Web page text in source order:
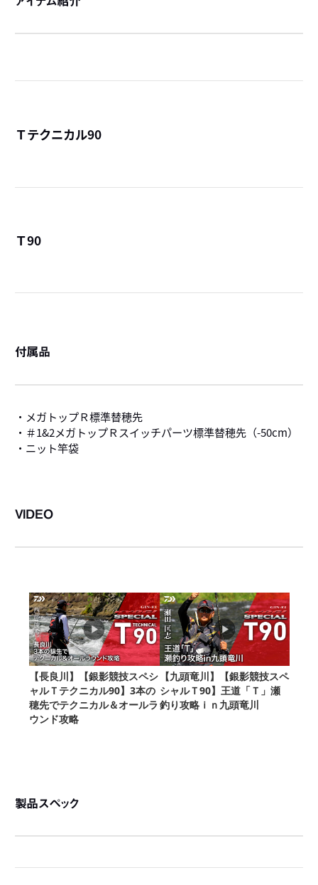
Ｔテクニカル90
Ｔ90
付属品
・メガトップＲ標準替穂先
・＃1&2メガトップＲスイッチパーツ標準替穂先（-50cm）
・ニット竿袋
VIDEO
製品スペック